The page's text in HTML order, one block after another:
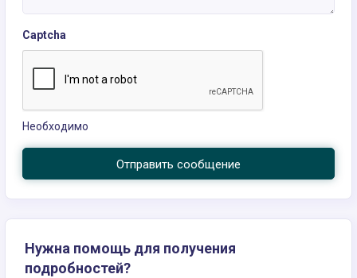
Captcha
Необходимо
Отправить сообщение
Нужна помощь для получения
подробностей?